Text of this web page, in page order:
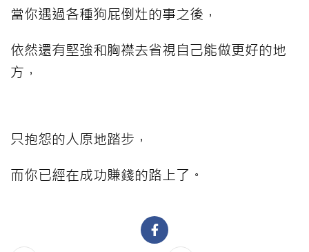
當你遇過各種狗屁倒灶的事之後，
依然還有堅強和胸襟去省視自己能做更好的地
方，
只抱怨的人原地踏步，
而你已經在成功賺錢的路上了。